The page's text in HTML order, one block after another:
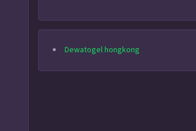
Dewatogel hongkong